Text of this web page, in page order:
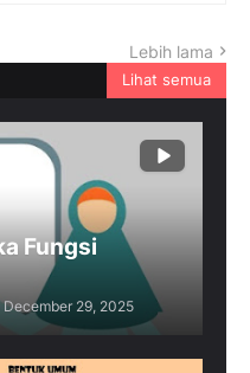
Lebih lama
Lihat semua
Fungsi
December 29, 2025